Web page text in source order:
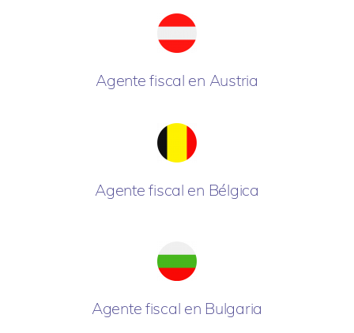
Agente fiscal en Austria
Agente fiscal en Bélgica
Agente fiscal en Bulgaria